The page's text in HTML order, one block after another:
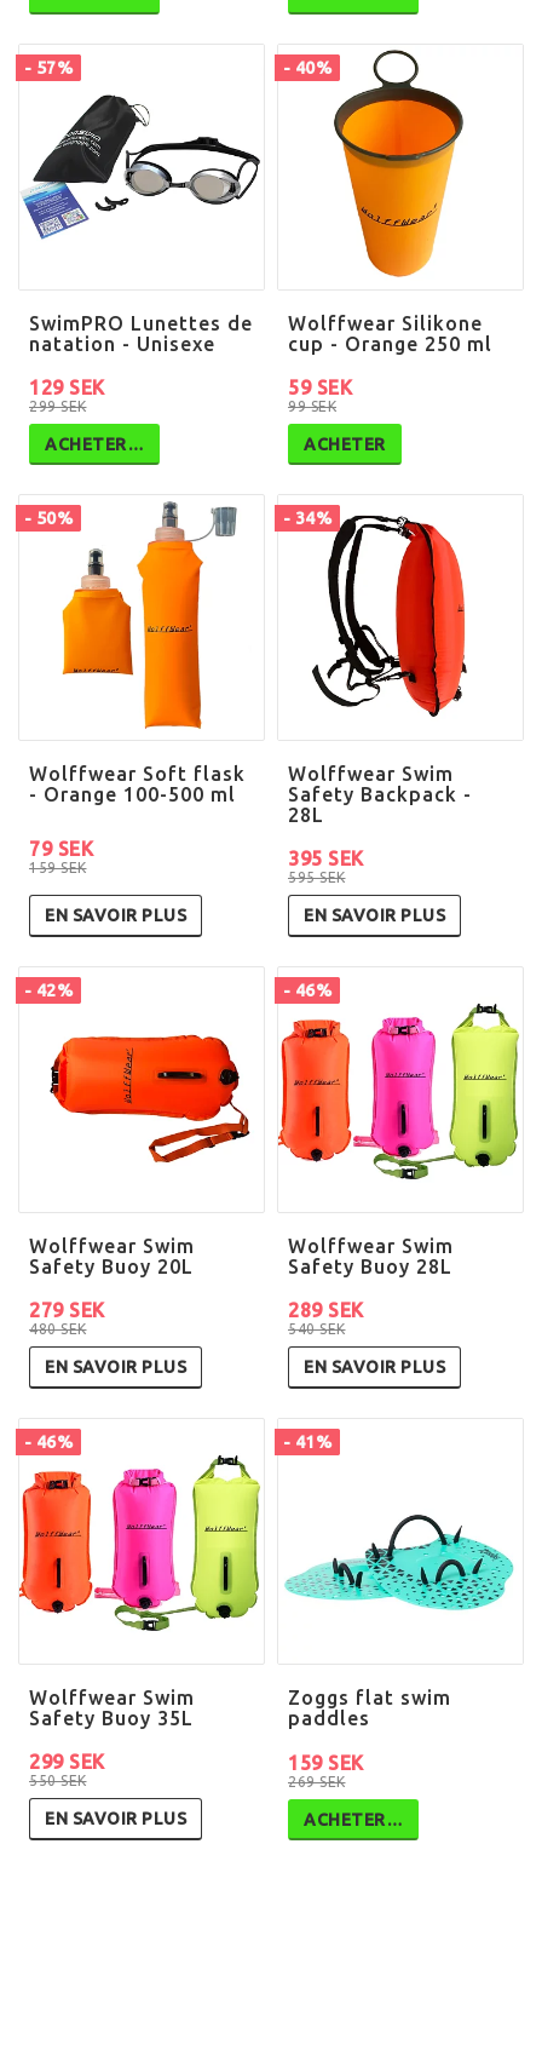
- 57%
SwimPRO Lunettes de
natation - Unisexe
299 SEK
129 SEK
ACHETER…
- 40%
Wolffwear Silikone
cup - Orange 250 ml
99 SEK
59 SEK
ACHETER
- 50%
Wolffwear Soft flask
- Orange 100-500 ml
159 SEK
79 SEK
EN SAVOIR PLUS
- 34%
Wolffwear Swim
Safety Backpack -
28L
595 SEK
395 SEK
EN SAVOIR PLUS
- 42%
Wolffwear Swim
Safety Buoy 20L
480 SEK
279 SEK
EN SAVOIR PLUS
- 46%
Wolffwear Swim
Safety Buoy 28L
540 SEK
289 SEK
EN SAVOIR PLUS
- 46%
Wolffwear Swim
Safety Buoy 35L
550 SEK
299 SEK
EN SAVOIR PLUS
- 41%
Zoggs flat swim
paddles
269 SEK
159 SEK
ACHETER…